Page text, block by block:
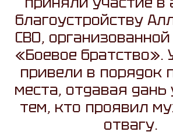
благоустройству
СВО,
«Боевое братство».
привели в порядок
места, отдавая
тем, кто проявил
отвагу.